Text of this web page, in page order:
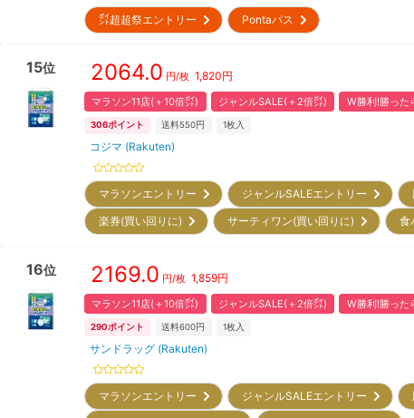
㌽超超祭エントリー Pontaパス
15位 2064.0 円/枚 1,820円
マラソン11店(＋10倍㌽) ジャンルSALE(＋2倍㌽) W勝利!勝った
306ポイント 送料550円 1枚入
コジマ (Rakuten)
マラソンエントリー ジャンルSALEエントリー
楽券(買い回りに)
サーティワン(買い回りに) 食
16位 2169.0 円/枚 1,859円
マラソン11店(＋10倍㌽) ジャンルSALE(＋2倍㌽) W勝利!勝った
290ポイント 送料600円 1枚入
サンドラッグ (Rakuten)
マラソンエントリー ジャンルSALEエントリー